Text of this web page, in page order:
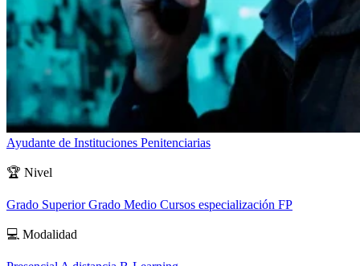
Ayudante de Instituciones Penitenciarias
🏆 Nivel
Grado SuperiorGrado Medio Cursos especialización FP
💻 Modalidad